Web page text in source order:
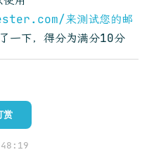
来测试您的邮
window)
一下，得分为满分10分
赏